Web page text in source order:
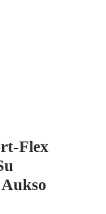
Flex